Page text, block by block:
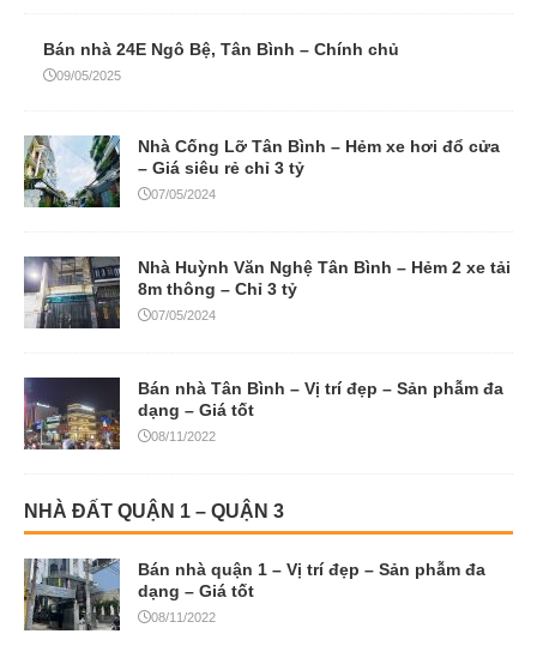
Bán nhà 24E Ngô Bệ, Tân Bình – Chính chủ
09/05/2025
Nhà Cống Lỡ Tân Bình – Hẻm xe hơi đổ cửa
– Giá siêu rẻ chỉ 3 tỷ
07/05/2024
Nhà Huỳnh Văn Nghệ Tân Bình – Hẻm 2 xe tải
8m thông – Chỉ 3 tỷ
07/05/2024
Bán nhà Tân Bình – Vị trí đẹp – Sản phẫm đa
dạng – Giá tốt
08/11/2022
NHÀ ĐẤT QUẬN 1 – QUẬN 3
Bán nhà quận 1 – Vị trí đẹp – Sản phẫm đa
dạng – Giá tốt
08/11/2022